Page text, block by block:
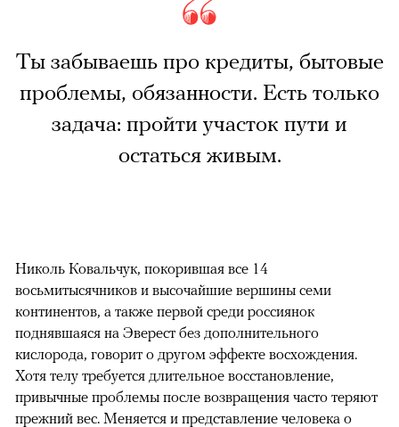
Ты забываешь про кредиты, бытовые
проблемы, обязанности. Есть только
задача: пройти участок пути и
остаться живым.
Николь Ковальчук, покорившая все 14
восьмитысячников и высочайшие вершины семи
континентов, а также первой среди россиянок
поднявшаяся на Эверест без дополнительного
кислорода, говорит о другом эффекте восхождения.
Хотя телу требуется длительное восстановление,
привычные проблемы после возвращения часто теряют
прежний вес. Меняется и представление человека о